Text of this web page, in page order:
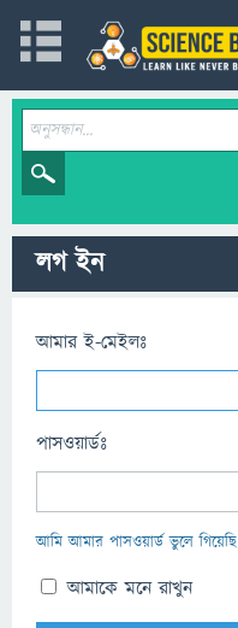
লগ ইন
আমার ই-মেইলঃ
পাসওয়ার্ডঃ
আমি আমার পাসওয়ার্ড ভুলে গিয়েছি
আমাকে মনে রাখুন